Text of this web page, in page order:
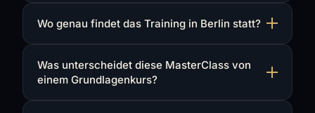
Wo genau findet das Training in Berlin statt?
Was unterscheidet diese MasterClass von
einem Grundlagenkurs?